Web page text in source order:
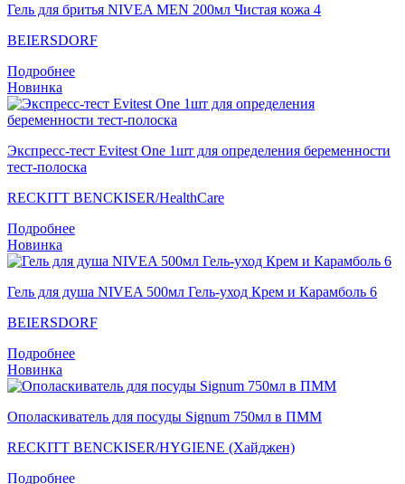
Гель для бритья NIVEA MEN 200мл Чистая кожа 4
BEIERSDORF
Подробнее
Новинка
Экспресс-тест Evitest One 1шт для определения беременности
тест-полоска
RECKITT BENCKISER/НealthСare
Подробнее
Новинка
Гель для душа NIVEA 500мл Гель-уход Крем и Карамболь 6
BEIERSDORF
Подробнее
Новинка
Ополаскиватель для посуды Signum 750мл в ПММ
RECKITT BENCKISER/HYGIENE (Хайджен)
Подробнее